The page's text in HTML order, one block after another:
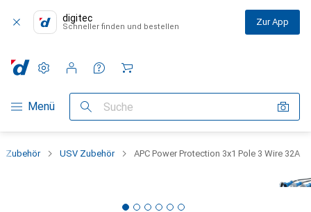
digitec
Schneller finden und bestellen Zur App
Navigation nach Kategorien
Menü Suche
Einstellungen
Kundenkonto
Vergleichslisten
Merklisten
Warenkorb
Zubehör USV Zubehör APC Power Protection 3x1 Pole 3 Wire 32A